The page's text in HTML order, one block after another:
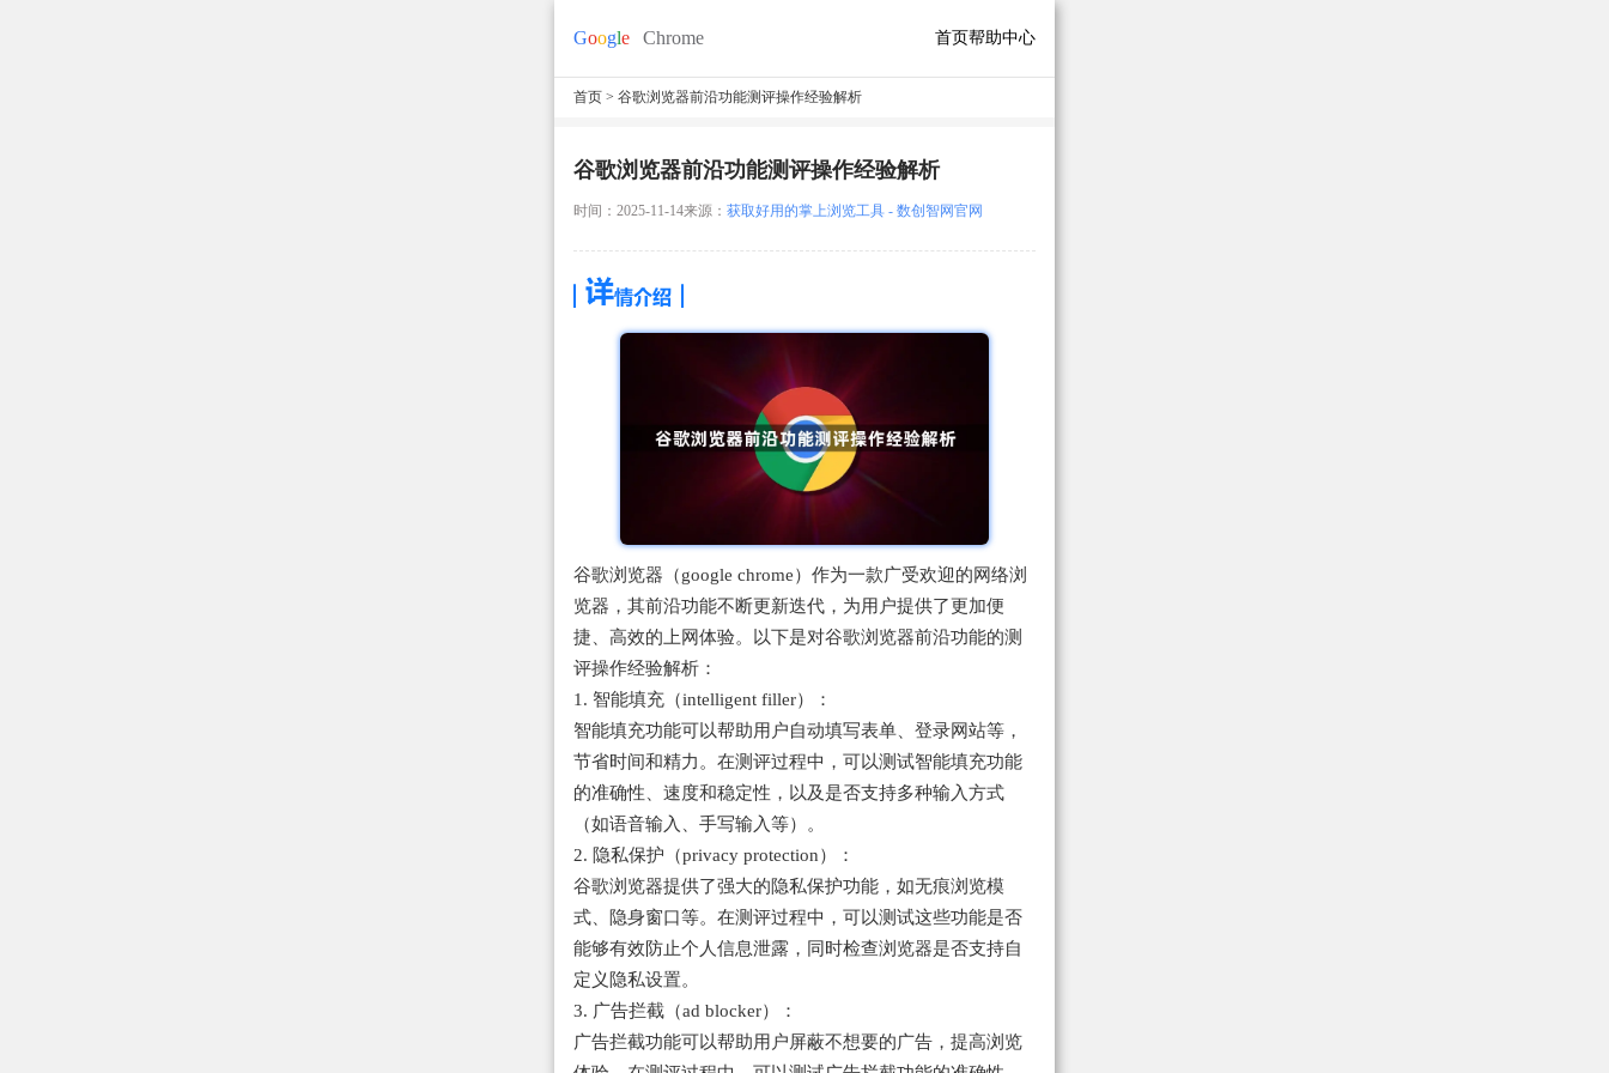
首页帮助中心
首页 > 谷歌浏览器前沿功能测评操作经验解析
谷歌浏览器前沿功能测评操作经验解析
时间：2025-11-14来源： 获取好用的掌上浏览工具 - 数创智网官网
谷歌浏览器（google chrome）作为一款广受欢迎的网络浏
览器，其前沿功能不断更新迭代，为用户提供了更加便
捷、高效的上网体验。以下是对谷歌浏览器前沿功能的测
评操作经验解析：
1. 智能填充（intelligent filler）：
智能填充功能可以帮助用户自动填写表单、登录网站等，
节省时间和精力。在测评过程中，可以测试智能填充功能
的准确性、速度和稳定性，以及是否支持多种输入方式
（如语音输入、手写输入等）。
2. 隐私保护（privacy protection）：
谷歌浏览器提供了强大的隐私保护功能，如无痕浏览模
式、隐身窗口等。在测评过程中，可以测试这些功能是否
能够有效防止个人信息泄露，同时检查浏览器是否支持自
定义隐私设置。
3. 广告拦截（ad blocker）：
广告拦截功能可以帮助用户屏蔽不想要的广告，提高浏览